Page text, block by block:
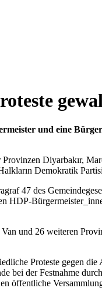
und eine
Diyarbakır,
Demokratik
47 des
HDP-
und 26 weiteren
Proteste gegen
bei der Festnahme
öffentliche